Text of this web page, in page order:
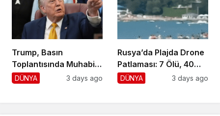
Trump, Basın
Toplantısında Muhabiri
Fena Yerden Aldı
DÜNYA 3 days ago
Rusya’da Plajda Drone
Patlaması: 7 Ölü, 40
Yaralı
DÜNYA 3 days ago